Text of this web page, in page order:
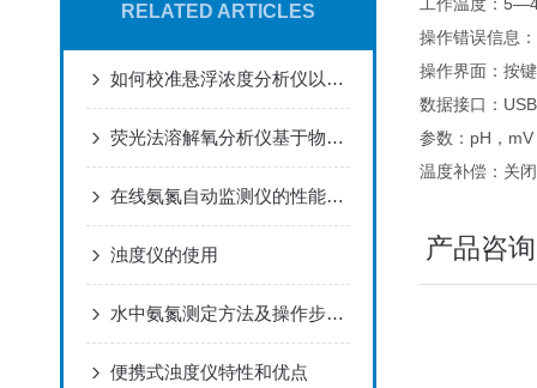
RELATED ARTICLES
如何校准悬浮浓度分析仪以确保测量准确性？
荧光法溶解氧分析仪基于物理学中的原理设计而成
在线氨氮自动监测仪的性能特点
浊度仪的使用
水中氨氮测定方法及操作步骤汇总介绍
便携式浊度仪特性和优点
操作错误信息
操作界面：按键
数据接口：
参数：pH，
温度补偿：关
产品咨询